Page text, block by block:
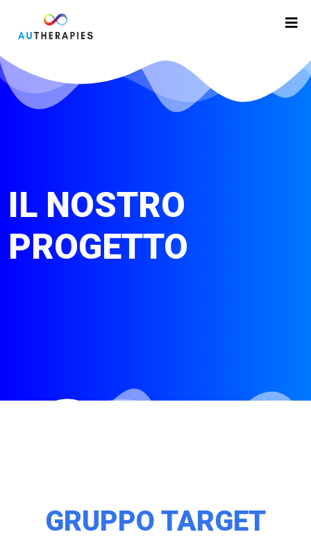
IL NOSTRO
PROGETTO
GRUPPO TARGET